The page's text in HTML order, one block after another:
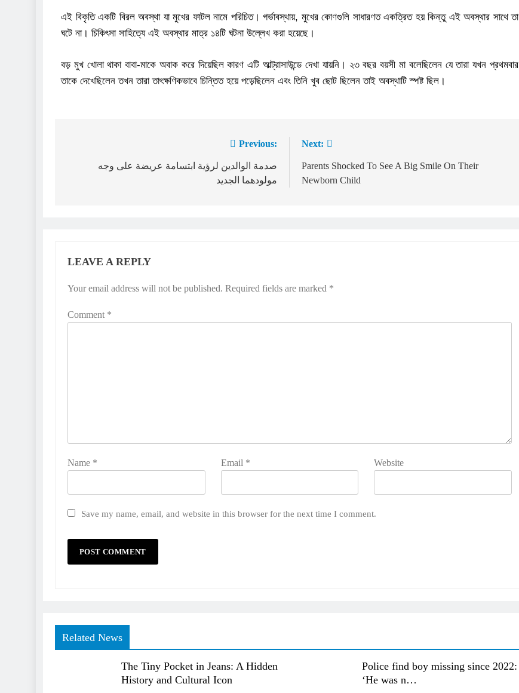
এই বিকৃতি একটি বিরল অবস্থা যা মুখের ফাটল নামে পরিচিত। গর্ভাবস্থায়, মুখের কোণগুলি সাধারণত একত্রিত হয় কিন্তু এই অবস্থার সাথে তা
ঘটে না। চিকিৎসা সাহিত্যে এই অবস্থার মাত্র ১৪টি ঘটনা উল্লেখ করা হয়েছে।
বড় মুখ খোলা থাকা বাবা-মাকে অবাক করে দিয়েছিল কারণ এটি আল্ট্রাসাউন্ডে দেখা যায়নি। ২৩ বছর বয়সী মা বলেছিলেন যে তারা যখন প্রথমবার
তাকে দেখেছিলেন তখন তারা তাৎক্ষণিকভাবে চিন্তিত হয়ে পড়েছিলেন এবং তিনি খুব ছোট ছিলেন তাই অবস্থাটি স্পষ্ট ছিল।
Previous:
صدمة الوالدين لرؤية ابتسامة عريضة على وجه
مولودهما الجديد
Next:
Parents Shocked To See A Big Smile On Their
Newborn Child
LEAVE A REPLY
Your email address will not be published. Required fields are marked *
Comment *
Name * Email * Website
Save my name, email, and website in this browser for the next time I comment.
Related News
The Tiny Pocket in Jeans: A Hidden
History and Cultural Icon
Police find boy missing since 2022:
‘He was n…